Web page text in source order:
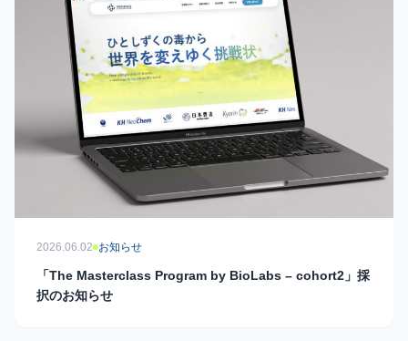
2026.06.02 お知らせ
「The Masterclass Program by BioLabs – cohort2」採
択のお知らせ